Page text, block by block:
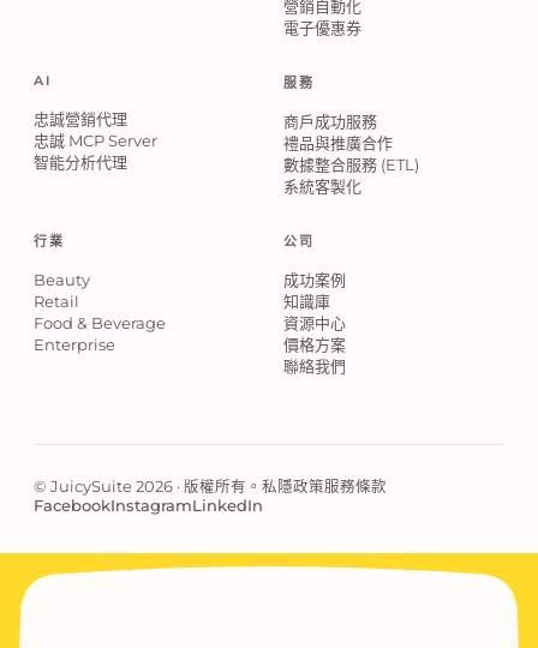
營銷自動化
電子優惠券
AI
忠誠營銷代理
忠誠 MCP Server
智能分析代理
服務
商戶成功服務
禮品與推廣合作
數據整合服務 (ETL)
系統客製化
行業
Beauty
Retail
Food & Beverage
Enterprise
公司
成功案例
知識庫
資源中心
價格方案
聯絡我們
© JuicySuite 2026 · 版權所有。 私隱政策服務條款
FacebookInstagramLinkedIn